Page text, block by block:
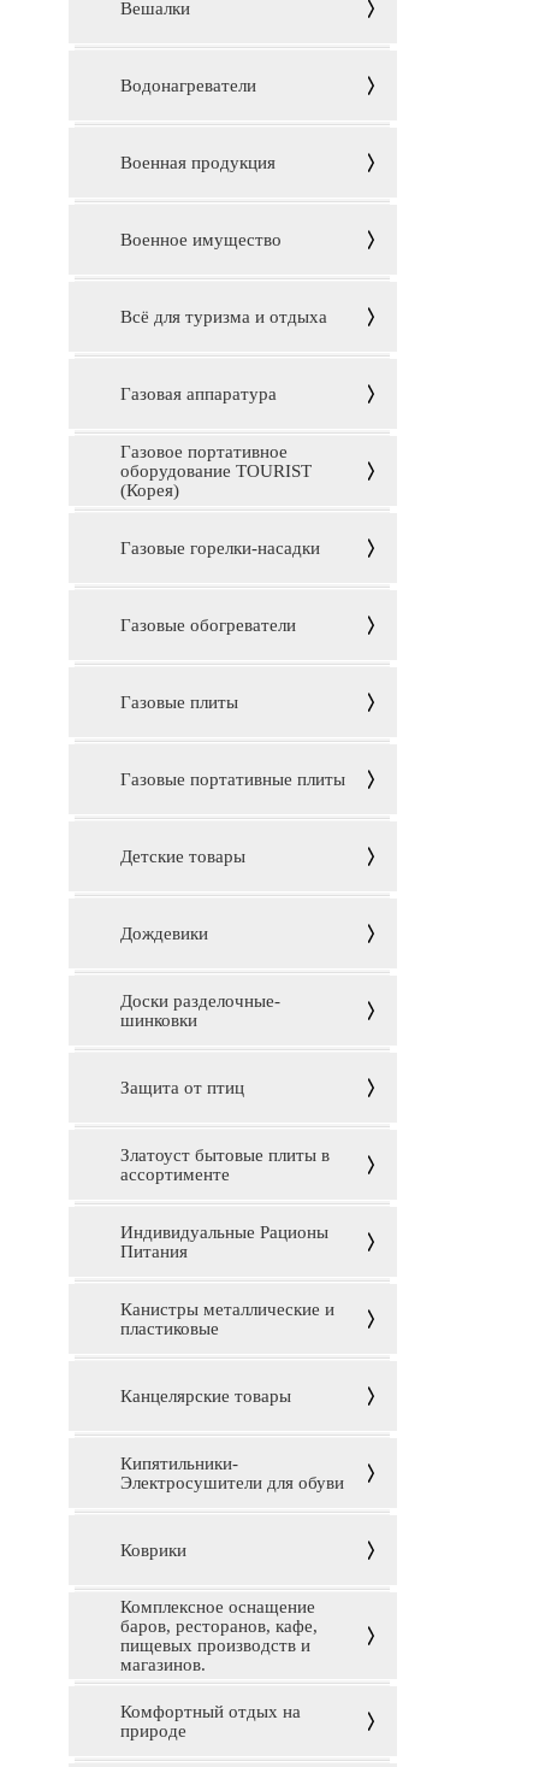
Вешалки
Водонагреватели
Военная продукция
Военное имущество
Всё для туризма и отдыха
Газовая аппаратура
Газовое портативное
оборудование TOURIST
(Корея)
Газовые горелки-насадки
Газовые обогреватели
Газовые плиты
Газовые портативные плиты
Детские товары
Дождевики
Доски разделочные-
шинковки
Защита от птиц
Златоуст бытовые плиты в
ассортименте
Индивидуальные Рационы
Питания
Канистры металлические и
пластиковые
Канцелярские товары
Кипятильники-
Электросушители для обуви
Коврики
Комплексное оснащение
баров, ресторанов, кафе,
пищевых производств и
магазинов.
Комфортный отдых на
природе